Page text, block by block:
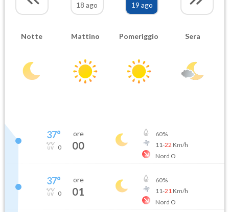
18 ago
19 ago
Notte Mattino Pomeriggio Sera
37°
0
ore
00
60%
11-22 Km/h
Nord O
37°
0
ore
01
60%
11-21Km/h
Nord O